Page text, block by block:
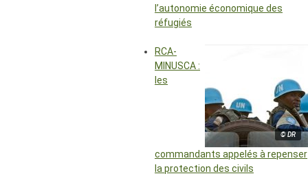
l’autonomie économique des
réfugiés
© DR
RCA-
MINUSCA :
les
commandants appelés à repenser
la protection des civils